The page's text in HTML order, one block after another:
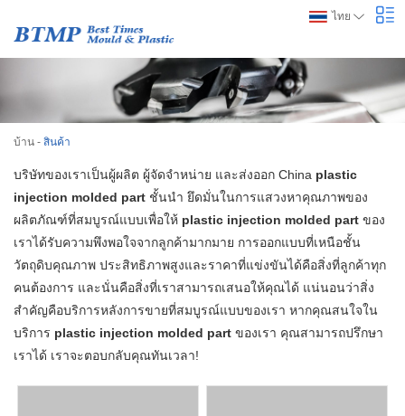
ไทย
บ้าน - สินค้า
บริษัทของเราเป็นผู้ผลิต ผู้จัดจำหน่าย และส่งออก China plastic
injection molded part ชั้นนำ ยึดมั่นในการแสวงหาคุณภาพของ
ผลิตภัณฑ์ที่สมบูรณ์แบบเพื่อให้ plastic injection molded part ของ
เราได้รับความพึงพอใจจากลูกค้ามากมาย การออกแบบที่เหนือชั้น
วัตถุดิบคุณภาพ ประสิทธิภาพสูงและราคาที่แข่งขันได้คือสิ่งที่ลูกค้าทุก
คนต้องการ และนั่นคือสิ่งที่เราสามารถเสนอให้คุณได้ แน่นอนว่าสิ่ง
สำคัญคือบริการหลังการขายที่สมบูรณ์แบบของเรา หากคุณสนใจใน
บริการ plastic injection molded part ของเรา คุณสามารถปรึกษา
เราได้ เราจะตอบกลับคุณทันเวลา!